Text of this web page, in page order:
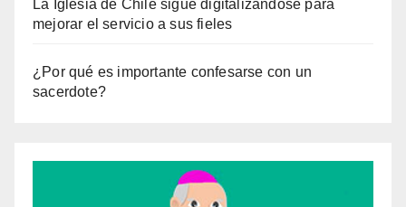
La Iglesia de Chile sigue digitalizándose para
mejorar el servicio a sus fieles
¿Por qué es importante confesarse con un
sacerdote?